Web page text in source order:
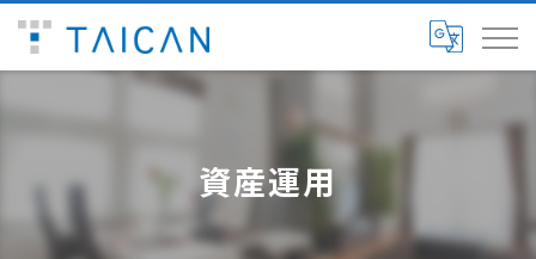
資産運用